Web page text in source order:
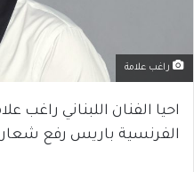
راغب علامة
احيا الفنان اللبناني
الفرنسية باريس رفع شعار